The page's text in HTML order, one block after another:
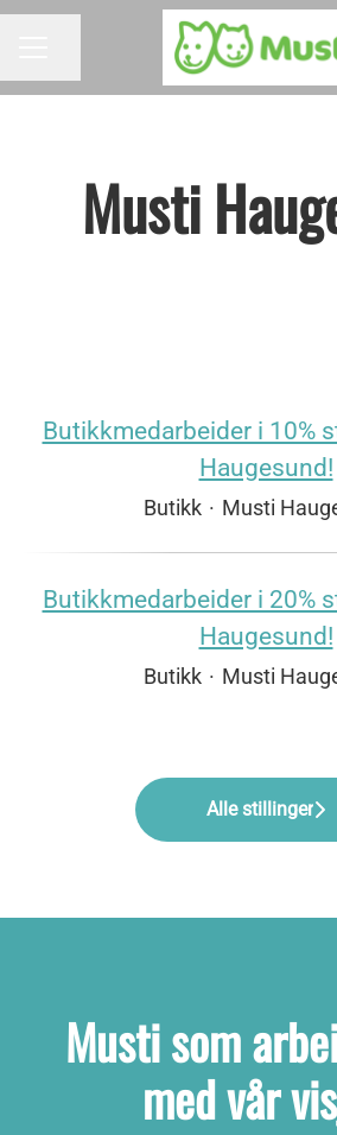
Musti
Butikkmedarbeider i 10%
Haugesund!
Butikk · Musti
Butikkmedarbeider i 20%
Haugesund!
Butikk · Musti
Alle stillinger
Musti som
med vår